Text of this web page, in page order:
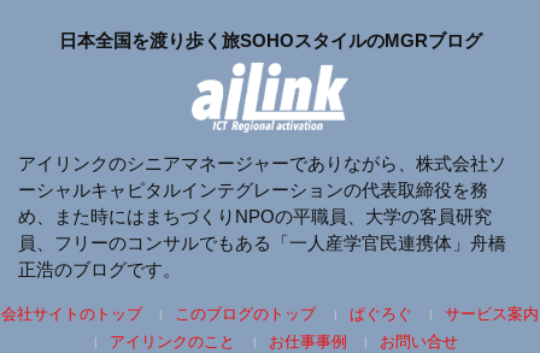
日本全国を渡り歩く旅SOHOスタイルのMGRブログ
アイリンクのシニアマネージャーでありながら、株式会社ソ
ーシャルキャピタルインテグレーションの代表取締役を務
め、また時にはまちづくりNPOの平職員、大学の客員研究
員、フリーのコンサルでもある「一人産学官民連携体」舟橋
正浩のブログです。
会社サイトのトップ このブログのトップ ぱぐろぐ
サービス案内
アイリンクのこと
お仕事事例 お問い合せ